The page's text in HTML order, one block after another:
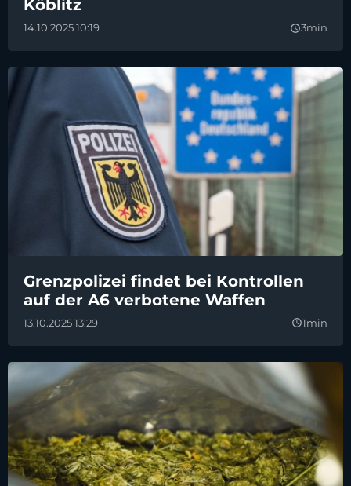
Köblitz
14.10.2025 10:19 query_builder3min
Grenzpolizei findet bei Kontrollen
auf der A6 verbotene Waffen
13.10.2025 13:29 query_builder1min